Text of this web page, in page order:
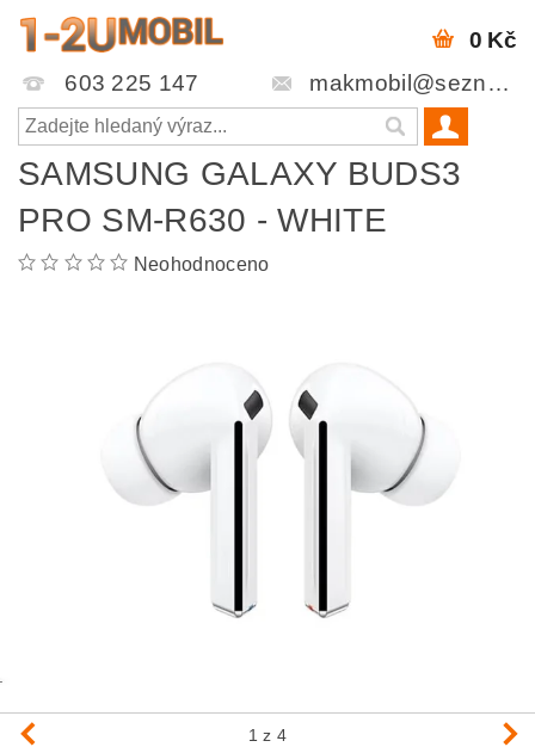
603 225 147 makmobil@seznam.cz
0 Kč
SAMSUNG GALAXY BUDS3
PRO SM-R630 - WHITE
Neohodnoceno
1 z 4